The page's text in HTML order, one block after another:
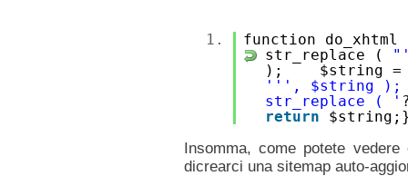
1.
function
str_replace (
); $string =
'' ', $string
str_replace ( '
return
Insomma, come potete
dicrearci una sitemap auto-